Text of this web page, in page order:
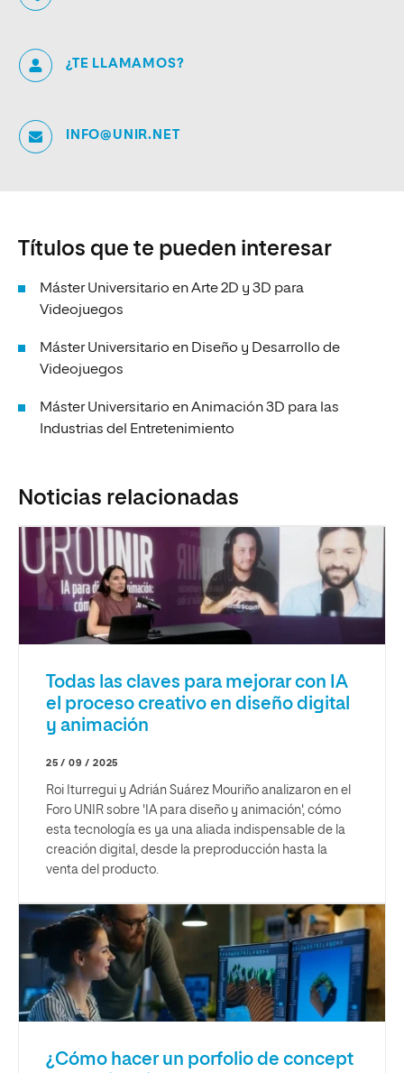
¿TE LLAMAMOS?
INFO@UNIR.NET
Títulos que te pueden interesar
Máster Universitario en Arte 2D y 3D para
Videojuegos
Máster Universitario en Diseño y Desarrollo de
Videojuegos
Máster Universitario en Animación 3D para las
Industrias del Entretenimiento
Noticias relacionadas
Todas las claves para mejorar con IA
el proceso creativo en diseño digital
y animación
25 / 09 / 2025
Roi Iturregui y Adrián Suárez Mouriño analizaron en el
Foro UNIR sobre 'IA para diseño y animación', cómo
esta tecnología es ya una aliada indispensable de la
creación digital, desde la preproducción hasta la
venta del producto.
¿Cómo hacer un porfolio de concept